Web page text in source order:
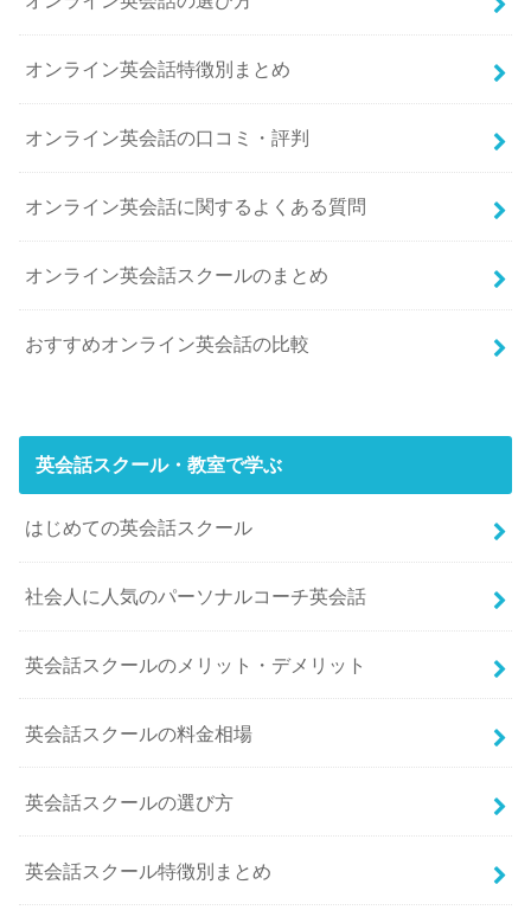
オンライン英会話特徴別まとめ
オンライン英会話の口コミ・評判
オンライン英会話に関するよくある質問
オンライン英会話スクールのまとめ
おすすめオンライン英会話の比較
英会話スクール・教室で学ぶ
はじめての英会話スクール
社会人に人気のパーソナルコーチ英会話
英会話スクールのメリット・デメリット
英会話スクールの料金相場
英会話スクールの選び方
英会話スクール特徴別まとめ